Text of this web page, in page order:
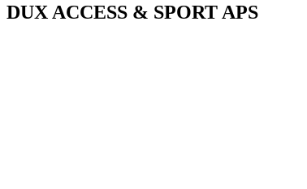
DUX ACCESS & SPORT APS